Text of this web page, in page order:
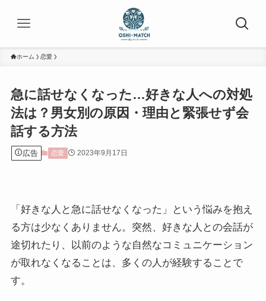
ホーム 恋愛
急に話せなくなった…好きな人への対処
法は？男女別の原因・理由と緊張せず会
話する方法
広告 恋愛 2023年9月17日
「好きな人と急に話せなくなった」という悩みを抱え
る方は少なくありません。突然、好きな人との会話が
途切れたり、以前のような自然なコミュニケーション
が取れなくなることは、多くの人が経験することで
す。